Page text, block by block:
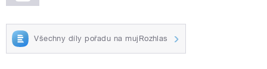
Všechny díly pořadu na mujRozhlas